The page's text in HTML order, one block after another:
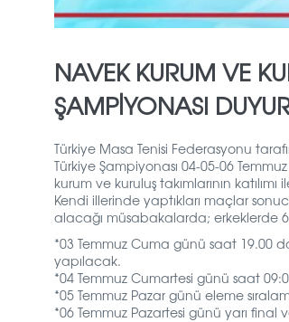
NAVEK KURUM VE
ŞAMPIYONASI
Türkiye Masa Tenisi Federasyonu
Türkiye Şampiyonası 04-05-06
kurum ve kuruluş takımlarının
Kendi illerinde yaptıkları maçlar
alacağı müsabakalarda; erkeklerde
*03 Temmuz Cuma günü saat 19.00
yapılacak.
*04 Temmuz Cumartesi günü saat
*05 Temmuz Pazar günü eleme
*06 Temmuz Pazartesi günü yarı